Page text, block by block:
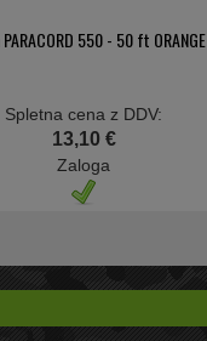
550 - 50 ft ORANGE
Spletna cena z DDV:
13,10 €
Zaloga